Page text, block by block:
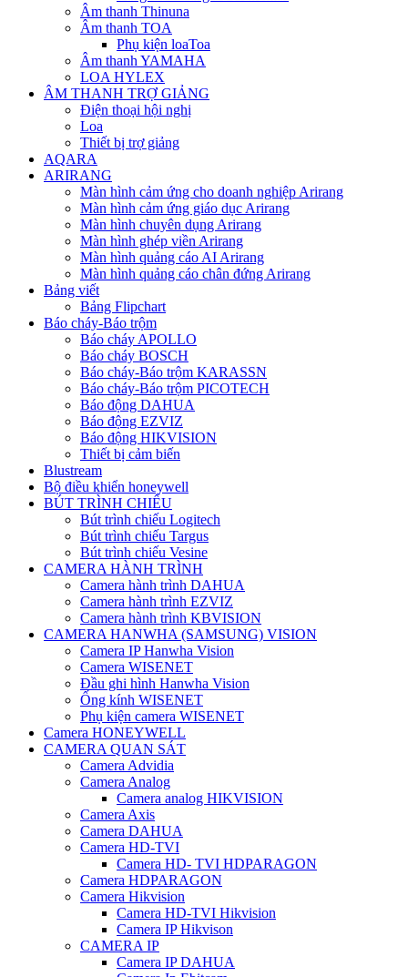
Âm thanh Thinuna
Âm thanh TOA
Phụ kiện loaToa
Âm thanh YAMAHA
LOA HYLEX
ÂM THANH TRỢ GIẢNG
Điện thoại hội nghị
Loa
Thiết bị trợ giảng
AQARA
ARIRANG
Màn hình cảm ứng cho doanh nghiệp Arirang
Màn hình cảm ứng giáo dục Arirang
Màn hình chuyên dụng Arirang
Màn hình ghép viền Arirang
Màn hình quảng cáo AI Arirang
Màn hình quảng cáo chân đứng Arirang
Bảng viết
Bảng Flipchart
Báo cháy-Báo trộm
Báo cháy APOLLO
Báo cháy BOSCH
Báo cháy-Báo trộm KARASSN
Báo cháy-Báo trộm PICOTECH
Báo động DAHUA
Báo động EZVIZ
Báo động HIKVISION
Thiết bị cảm biến
Blustream
Bộ điều khiển honeywell
BÚT TRÌNH CHIẾU
Bút trình chiếu Logitech
Bút trình chiếu Targus
Bút trình chiếu Vesine
CAMERA HÀNH TRÌNH
Camera hành trình DAHUA
Camera hành trình EZVIZ
Camera hành trình KBVISION
CAMERA HANWHA (SAMSUNG) VISION
Camera IP Hanwha Vision
Camera WISENET
Đầu ghi hình Hanwha Vision
Ống kính WISENET
Phụ kiện camera WISENET
Camera HONEYWELL
CAMERA QUAN SÁT
Camera Advidia
Camera Analog
Camera analog HIKVISION
Camera Axis
Camera DAHUA
Camera HD-TVI
Camera HD- TVI HDPARAGON
Camera HDPARAGON
Camera Hikvision
Camera HD-TVI Hikvision
Camera IP Hikvison
CAMERA IP
Camera IP DAHUA